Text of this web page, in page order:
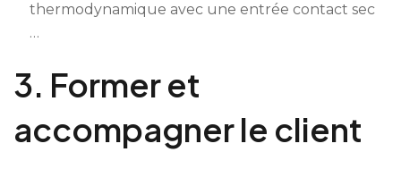
thermodynamique avec une entrée contact sec
…
3. Former et
accompagner le client